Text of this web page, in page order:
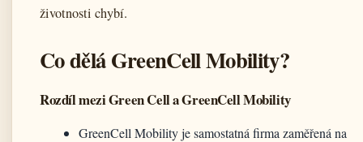
životnosti chybí.
Co dělá GreenCell Mobility?
Rozdíl mezi Green Cell a GreenCell Mobility
GreenCell Mobility je samostatná firma zaměřená na